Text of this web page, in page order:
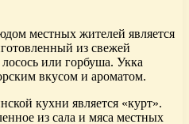
местных жителей является
из свежей
или горбуша. Укка
вкусом и ароматом.
кухни является «курт».
из сала и мяса местных